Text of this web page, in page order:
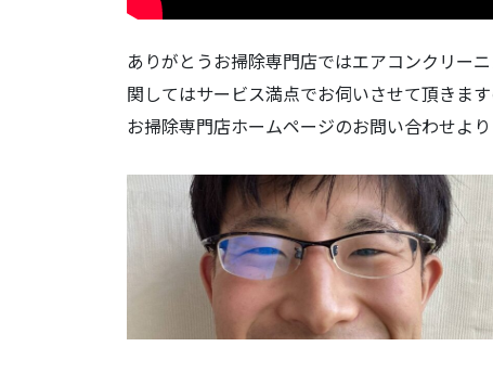
ありがとうお掃除専門店ではエアコンクリー
関してはサービス満点でお伺いさせて頂きま
お掃除専門店ホームページのお問い合わせよ